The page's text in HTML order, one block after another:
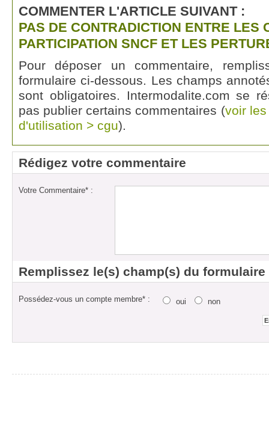
COMMENTER L'ARTICLE SUIVANT :
PAS DE CONTRADICTION ENTRE LES
PARTICIPATION SNCF ET LES
Pour déposer un commentaire,
formulaire ci-dessous. Les champs
sont obligatoires. Intermodalite.com se
pas publier certains commentaires (voir
d'utilisation > cgu).
Rédigez votre commentaire
Votre Commentaire* :
Remplissez le(s) champ(s) du formulaire
Possédez-vous un compte membre* : oui non